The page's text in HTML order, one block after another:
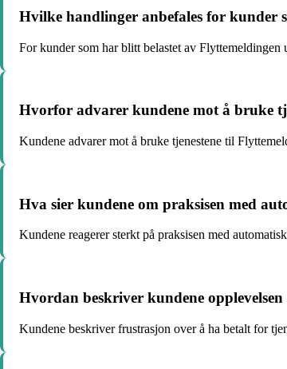
Hvilke handlinger anbefales for kunder
For kunder som har blitt belastet av
Hvorfor advarer kundene mot å bruke
Kundene advarer mot å bruke tjenestene til
Hva sier kundene om praksisen med
Kundene reagerer sterkt på praksisen med
Hvordan beskriver kundene
Kundene beskriver frustrasjon over å ha betalt for